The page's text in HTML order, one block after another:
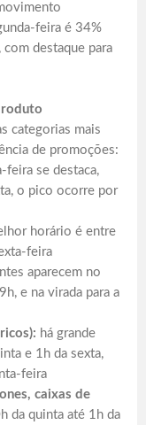
feira é 34%
destaque para
categorias mais
de promoções:
feira se destaca,
o pico ocorre por
horário é entre
feira
aparecem no
e na virada para a
há grande
e 1h da sexta,
feira
caixas de
da quinta até 1h da